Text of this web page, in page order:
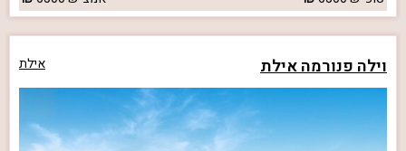
וילה פנורמה אילת אילת